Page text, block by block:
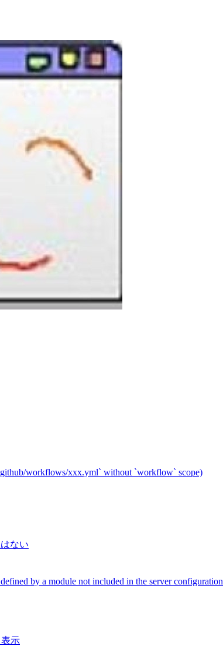
workflows/xxx.yml` without `workflow` scope)
ない
by a module not included in the server configuration
示